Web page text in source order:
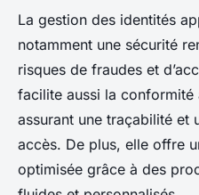
La gestion des identités
notamment une sécurité
risques de fraudes et
facilite aussi la conformité
assurant une traçabilité et
accès. De plus, elle offre
optimisée grâce à des